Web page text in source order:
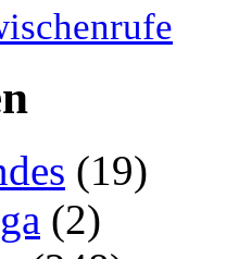
(19)
(2)